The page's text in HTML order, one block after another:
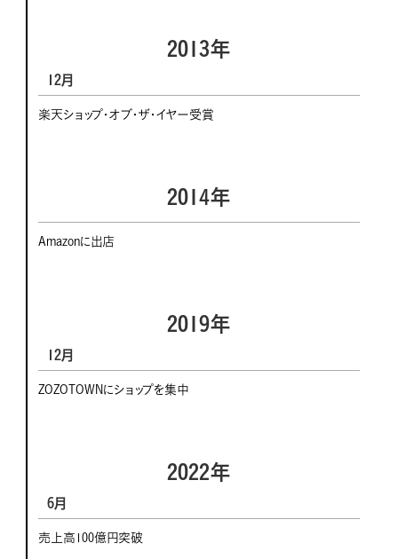
2013年
楽天ショップ・オブ・ザ・イヤー受賞
12月
2014年
Amazonに出店
2019年
ZOZOTOWNにショップを集中
12月
2022年
売上高100億円突破
6月